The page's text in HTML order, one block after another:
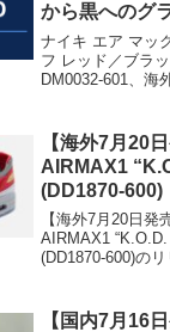
から黒へのグ
るTN新色
ナイキ エア マッ
フ レッド／ブラ
DM0032-601、海
【海外7月20
AIRMAX1
(DD1870-600)
【海外7月20日発
AIRMAX1
(DD1870-600)の
【国内7月16